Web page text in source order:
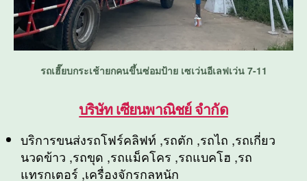
รถเฮี๊ยบกระเช้ายกคนขึ้นซ่อมป้าย เซเว่นอีเลฟเว่น 7-11
บริษัท เซียนพาณิชย์ จำกัด
บริการขนส่งรถโฟร์คลิฟท์ ,รถตัก ,รถไถ ,รถเกี่ยว
นวดข้าว ,รถขุด ,รถแม็คโคร ,รถแบคโฮ ,รถ
แทรกเตอร์ ,เครื่องจักรกลหนัก